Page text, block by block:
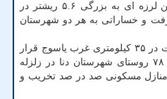
۱۲ اردیبهشت سال ۹۷ هم زمین لرزه ای به بزرگی ۵.۶ ریشتر در
و خساراتی به هر دو شهرستان
سی سخت با ۷ هزار نفر جمعیت در ۳۵ کیلومتری غرب یاسوج قرار
دارد. بر مبنای گزارشهای اولیه ۷۸ روستای شهرستان دنا در زلزله
مسکونی صد در صد تخریب و